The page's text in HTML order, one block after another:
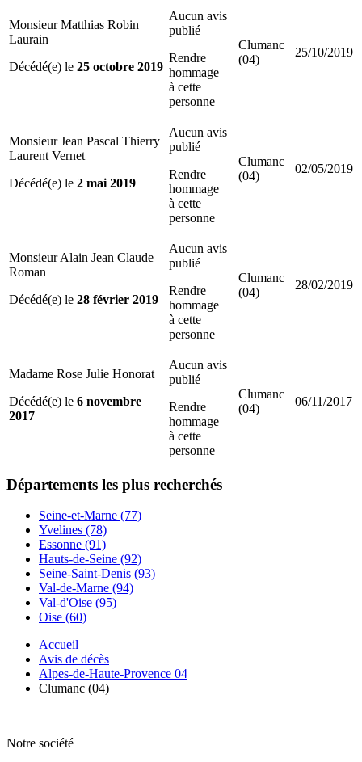
Monsieur Matthias Robin
Laurain
Décédé(e) le 25 octobre 2019
Aucun avis
publié
Rendre
hommage
à cette
personne
Clumanc
(04)
25/10/2019
Monsieur Jean Pascal Thierry
Laurent Vernet
Décédé(e) le 2 mai 2019
Aucun avis
publié
Rendre
hommage
à cette
personne
Clumanc
(04)
02/05/2019
Monsieur Alain Jean Claude
Roman
Décédé(e) le 28 février 2019
Aucun avis
publié
Rendre
hommage
à cette
personne
Clumanc
(04)
28/02/2019
Madame Rose Julie Honorat
Décédé(e) le 6 novembre
2017
Aucun avis
publié
Rendre
hommage
à cette
personne
Clumanc
(04)
06/11/2017
Départements les plus recherchés
Seine-et-Marne (77)
Yvelines (78)
Essonne (91)
Hauts-de-Seine (92)
Seine-Saint-Denis (93)
Val-de-Marne (94)
Val-d'Oise (95)
Oise (60)
Accueil
Avis de décès
Alpes-de-Haute-Provence 04
Clumanc (04)
Notre société